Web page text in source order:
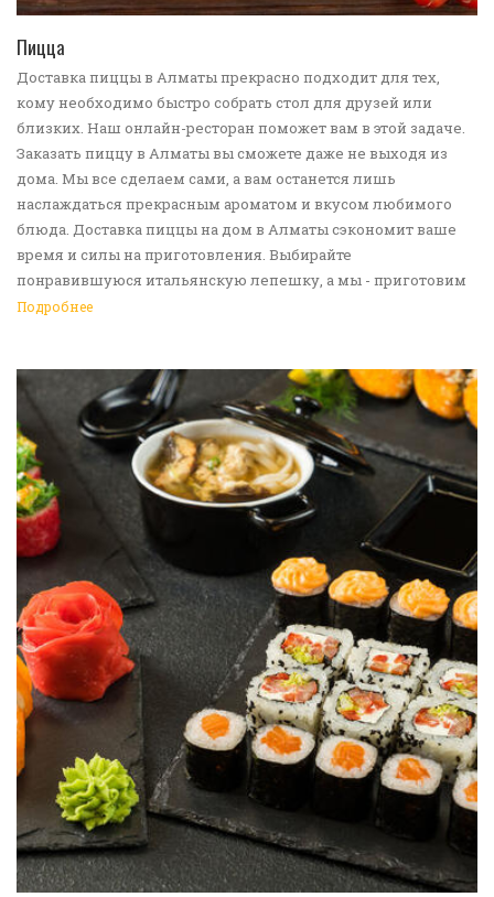
Пицца
Доставка пиццы в Алматы прекрасно подходит для тех,
кому необходимо быстро собрать стол для друзей или
близких. Наш онлайн-ресторан поможет вам в этой задаче.
Заказать пиццу в Алматы вы сможете даже не выходя из
дома. Мы все сделаем сами, а вам останется лишь
наслаждаться прекрасным ароматом и вкусом любимого
блюда. Доставка пиццы на дом в Алматы сэкономит ваше
время и силы на приготовления. Выбирайте
понравившуюся итальянскую лепешку, а мы - приготовим
ее в лучших традициях. Доставка еды в Алматы -
Подробнее